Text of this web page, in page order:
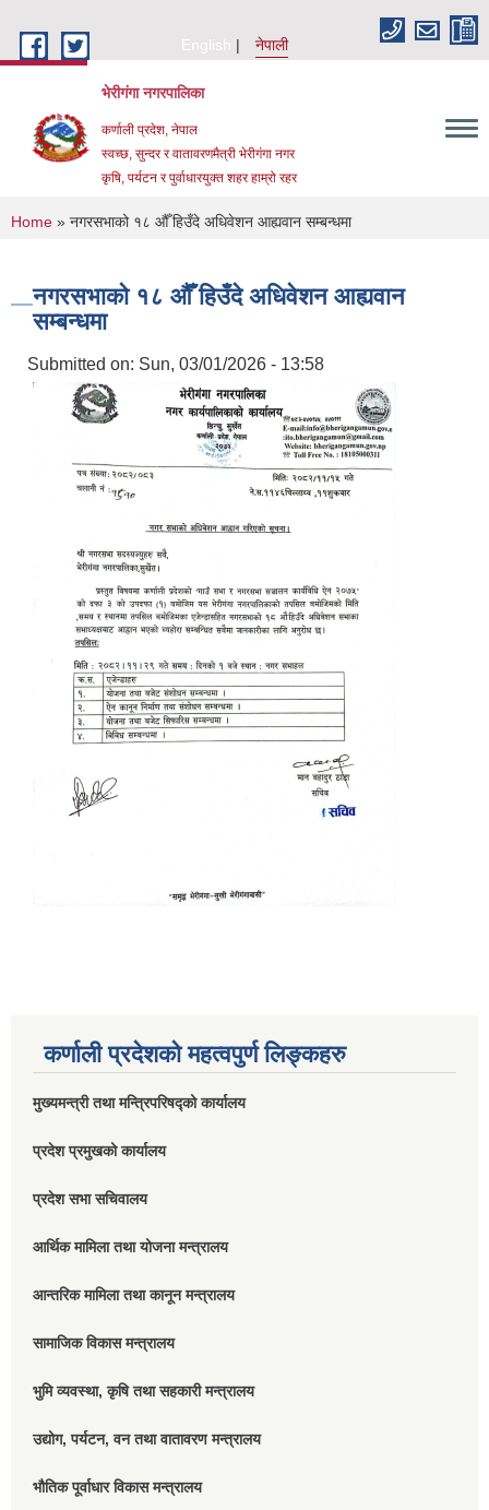
English
नेपाली
भेरीगंगा नगरपालिका
कर्णाली प्रदेश, नेपाल
स्वच्छ, सुन्दर र वातावरणमैत्री भेरीगंगा नगर
कृषि, पर्यटन र पुर्वाधारयुक्त शहर हाम्रो रहर
You are here
Home » नगरसभाको १८ औँ हिउँदे अधिवेशन आह्यवान सम्बन्धमा
नगरसभाको १८ औँ हिउँदे अधिवेशन आह्यवान
सम्बन्धमा
Submitted on: Sun, 03/01/2026 - 13:58
कर्णाली प्रदेशको महत्वपुर्ण लिङ्कहरु
मुख्यमन्त्री तथा मन्त्रिपरिषद्को कार्यालय
प्रदेश प्रमुखको कार्यालय
प्रदेश सभा सचिवालय
आर्थिक मामिला तथा योजना मन्त्रालय
आन्तरिक मामिला तथा कानून मन्त्रालय
सामाजिक विकास मन्त्रालय
भुमि व्यवस्था, कृषि तथा सहकारी मन्त्रालय
उद्योग, पर्यटन, वन तथा वातावरण मन्त्रालय
भौतिक पूर्वाधार विकास मन्त्रालय